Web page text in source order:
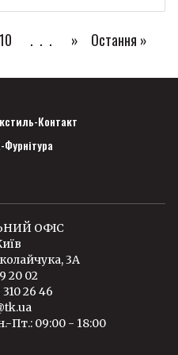
10 ... » Остання »
Контакт
Фурнітура
ОФІС
3А
20 02
26 46
Пт.: 09:00 - 18:00